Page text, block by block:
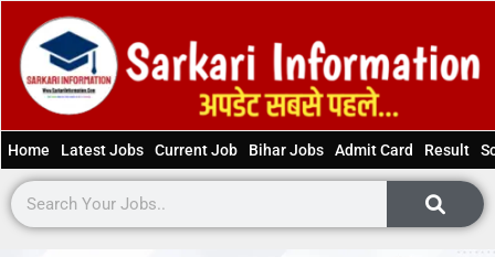
Home Latest Jobs Current Job Bihar Jobs Admit Card Result